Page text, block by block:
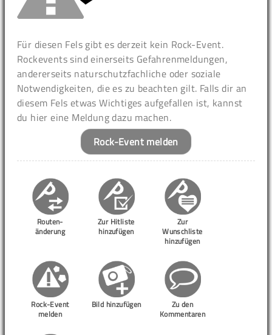
Für diesen Fels gibt es derzeit kein Rock-Event.
Rockevents sind einerseits Gefahrenmeldungen,
andererseits naturschutzfachliche oder soziale
Notwendigkeiten, die es zu beachten gilt. Falls dir an
diesem Fels etwas Wichtiges aufgefallen ist, kannst
du hier eine Meldung dazu machen.
Rock-Event melden
Routen-
änderung
Zur Hitliste
hinzufügen
Zur
Wunschliste
hinzufügen
Rock-Event
melden
Bild hinzufügen
Zu den
Kommentaren